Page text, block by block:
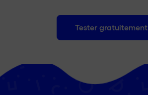
Tester gratuitement